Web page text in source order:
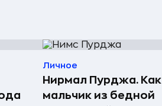
Личное
Нирмал Пурджа. Как
мальчик из бедной